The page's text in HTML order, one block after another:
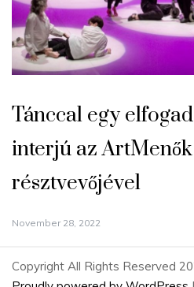
Tánccal egy
interjú az
résztvevőjével
November 28, 2022
Copyright All Rights Reserved